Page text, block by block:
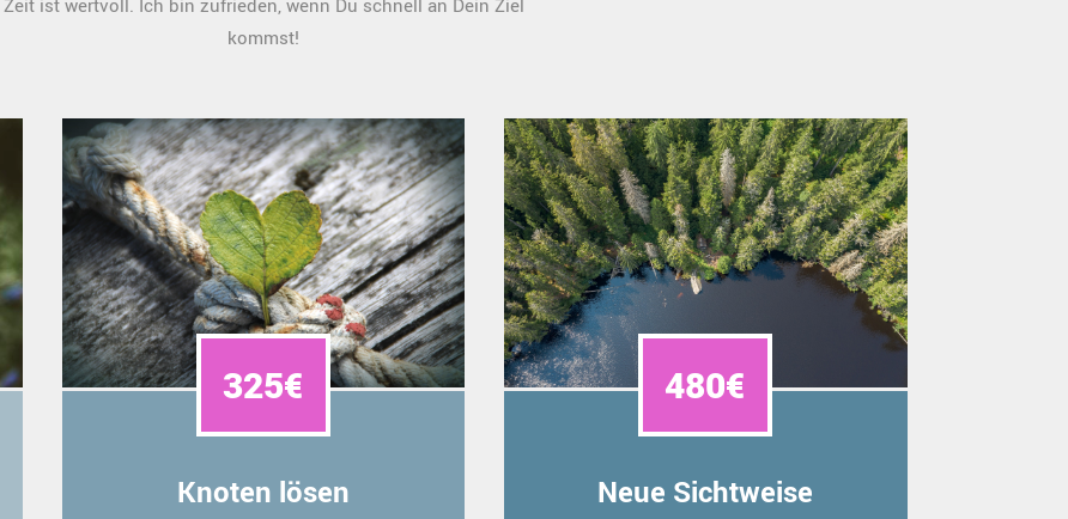
Zeit ist wertvoll. Ich bin zufrieden, wenn Du schnell an Dein Ziel
kommst!
325€
Knoten lösen
480€
Neue Sichtweise